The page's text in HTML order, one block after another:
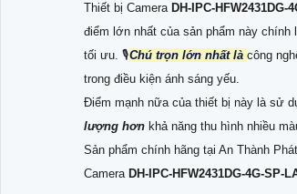
Thiết bị Camera DH-IPC-HFW2431DG-
điểm lớn nhất của sản phẩm này
tối ưu. 🎙Chú trọn lớn nhất là công
trong điều kiện ánh sáng yếu.
Điểm mạnh nữa của thiết bị này là sử
lượng hơn khả năng thu hình nhiều
Sản phẩm chính hãng tại An Thành
Camera DH-IPC-HFW2431DG-4G-SP-